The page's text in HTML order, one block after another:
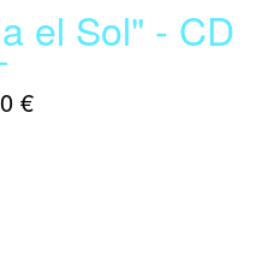
el Sol" - CD
€